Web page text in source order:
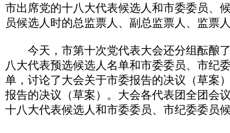
市出席党的十八大代表候选人和市委委员、
员候选人时的总监票人、副总监票人、监票
今天，市第十次党代表大会还分组酝酿
八大代表预选候选人名单和市委委员、市纪
单，讨论了大会关于市委报告的决议（草案
报告的决议（草案）。大会各代表团全团会
十八大代表候选人和市委委员、市纪委委员